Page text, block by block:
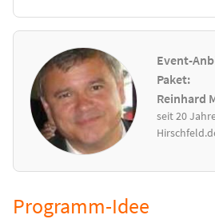
Event-
Paket:
Reinhard
seit 20
Programm-Idee